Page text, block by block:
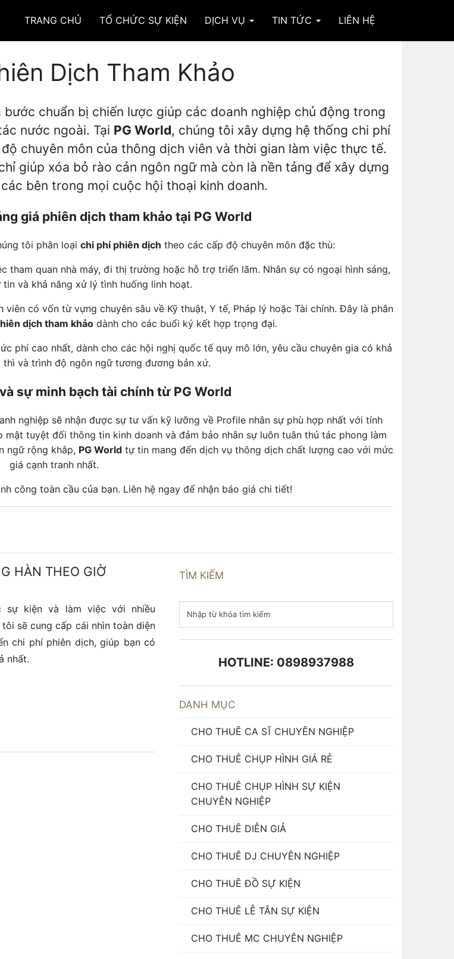
TRANG CHỦ TỔ CHỨC SỰ KIỆN DỊCH VỤ TIN TỨC LIÊN HỆ
Dịch Tham Khảo
bước chuẩn bị chiến lược giúp các doanh nghiệp chủ động trong
nước ngoài. Tại PG World, chúng tôi xây dựng hệ thống chi phí
chuyên môn của thông dịch viên và thời gian làm việc thực tế.
giúp xóa bỏ rào cản ngôn ngữ mà còn là nền tảng để xây dựng
bên trong mọi cuộc hội thoại kinh doanh.
giá phiên dịch tham khảo tại PG World
tôi phân loại chi phí phiên dịch theo các cấp độ chuyên môn đặc thù:
tham quan nhà máy, đi thị trường hoặc hỗ trợ triển lãm. Nhân sự có ngoại hình sáng,
và khả năng xử lý tình huống linh hoạt.
có vốn từ vựng chuyên sâu về Kỹ thuật, Y tế, Pháp lý hoặc Tài chính. Đây là phân
dịch tham khảo dành cho các buổi ký kết hợp trọng đại.
phí cao nhất, dành cho các hội nghị quốc tế quy mô lớn, yêu cầu chuyên gia có khả
thì và trình độ ngôn ngữ tương đương bản xứ.
sự minh bạch tài chính từ PG World
nghiệp sẽ nhận được sự tư vấn kỹ lưỡng về Profile nhân sự phù hợp nhất với tính
tuyệt đối thông tin kinh doanh và đảm bảo nhân sự luôn tuân thủ tác phong làm
ngữ rộng khắp, PG World tự tin mang đến dịch vụ thông dịch chất lượng cao với mức
giá cạnh tranh nhất.
công toàn cầu của bạn. Liên hệ ngay để nhận báo giá chi tiết!
HÀN THEO GIỜ
sự kiện và làm việc với nhiều
sẽ cung cấp cái nhìn toàn diện
chi phí phiên dịch, giúp bạn có
nhất.
TÌM KIẾM
HOTLINE: 0898937988
DANH MỤC
CHO THUÊ CA SĨ CHUYÊN NGHIỆP
CHO THUÊ CHỤP HÌNH GIÁ RẺ
CHO THUÊ CHỤP HÌNH SỰ KIỆN
CHUYÊN NGHIỆP
CHO THUÊ DIỄN GIẢ
CHO THUÊ DJ CHUYÊN NGHIỆP
CHO THUÊ ĐỒ SỰ KIỆN
CHO THUÊ LỄ TÂN SỰ KIỆN
CHO THUÊ MC CHUYÊN NGHIỆP